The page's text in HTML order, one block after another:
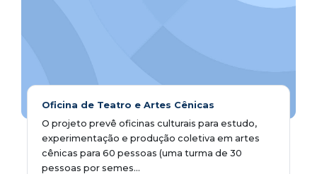
Oficina de Teatro e Artes Cênicas
O projeto prevê oficinas culturais para estudo,
experimentação e produção coletiva em artes
cênicas para 60 pessoas (uma turma de 30
pessoas por semes...